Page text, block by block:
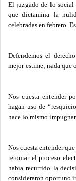
El juzgado de lo
que dictamina la
celebradas en febrero.
Defendemos el
mejor estime; nada que
Nos cuesta entender
hagan uso de
hace lo mismo
Nos cuesta entender
retomar el proceso
había recurrido la
consideraron oportuno